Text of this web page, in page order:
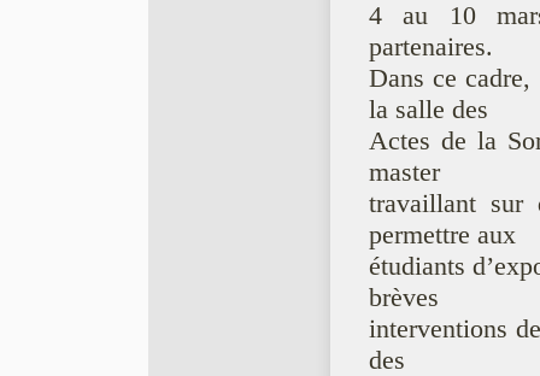
4 au 10
partenaires.
Dans ce
la salle des
Actes de la
master
travaillant sur
permettre aux
étudiants
brèves
interventions
des